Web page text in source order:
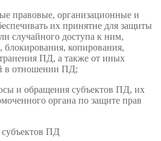
правовые, организационные и
их принятие для защиты
случайного доступа к ним,
копирования,
ПД, а также от иных
в отношении ПД;
и обращения субъектов ПД, их
органа по защите прав
субъектов ПД